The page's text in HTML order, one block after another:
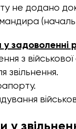
не додано
задоволенні
з
звільнення.